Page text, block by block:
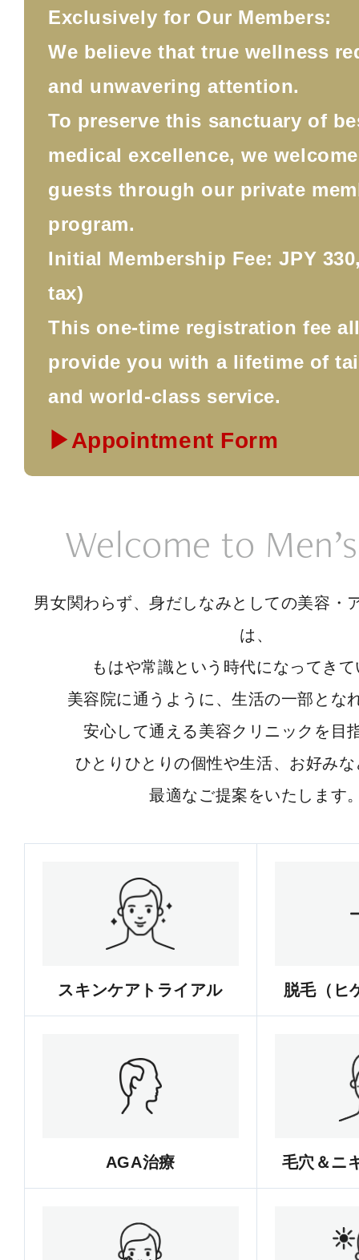
Exclusively for Our Members:
We believe that true wellness
and unwavering attention.
To preserve this sanctuary of
medical excellence, we
guests through our private
program.
Initial Membership Fee: JPY
tax)
This one-time registration fee
provide you with a lifetime of
and world-class service.
▶Appointment Form
Welcome to
男女関わらず、身だしなみとしての美容・
は、
もはや常識という時代になってき
美容院に通うように、生活の一部とな
安心して通える美容クリニックを目
ひとりひとりの個性や生活、お好み
最適なご提案をいたします
スキンケアトライアル 脱毛（ヒ
AGA治療 毛穴＆ニ